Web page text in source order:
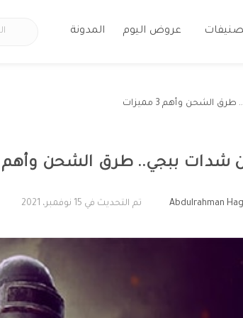
عروض اليوم المدونة
الشحن وأهم 3 مميزات
ببجي.. طرق الشحن وأهم 3
Abdulrahman تم التحديث في 15 نوفمبر، 2021